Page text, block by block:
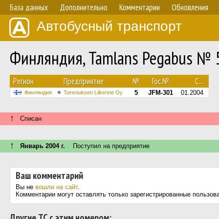
База данных Дополнительно Комментарии Обновления
Автобусный транспорт
Финляндия, Tamlans Pegabus №
Регион Предприятие № Гос.№ С...
Финляндия Toreniuksen Liikenne Oy 5 JFM-301 01.2004
↑ Списан
↑ Январь 2004 г. Поступил на предприятие
Ваш комментарий
Вы не вошли на сайт.
Комментарии могут оставлять только зарегистрированные